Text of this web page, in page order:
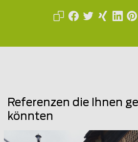
Referenzen die Ihnen
könnten